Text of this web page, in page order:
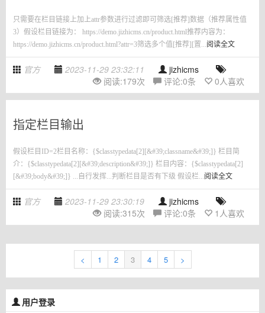
只需要在栏目链接上加上attr参数进行过滤即可筛选[推荐]数据（推荐属性值
3）假设栏目链接为： https://demo.jizhicms.cn/product.html推荐内容为：
https://demo.jizhicms.cn/product.html?attr=3筛选多个值[推荐][置...阅读全文
官方 2023-11-29 23:32:11
jizhicms
阅读:179次 评论:0条 0人喜欢
指定栏目输出
假设栏目ID=2栏目名称：{$classtypedata[2][&#39;classname&#39;]} 栏目简
介：{$classtypedata[2][&#39;description&#39;]} 栏目内容：{$classtypedata[2]
[&#39;body&#39;]} ...自行发挥...判断栏目是否有下级 假设栏...阅读全文
官方 2023-11-29 23:30:19
jizhicms
阅读:315次 评论:0条 1 人喜欢
< 1 2 3 4 5 >
用户登录